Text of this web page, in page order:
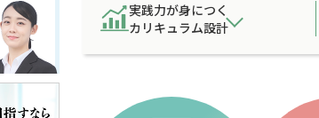
実践力が身につく
カリキュラム設計